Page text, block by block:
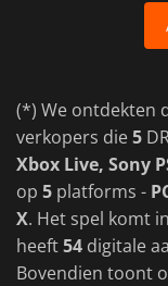
(*) We ontdekten
verkopers die5
Xbox Live, Sony
op 5 platforms -
X. Het spel komt in
heeft54 digitale
Bovendien toont